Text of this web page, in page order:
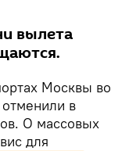
вылета
Москвы во
в
О массовых
для